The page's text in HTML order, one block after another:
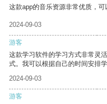
这款app的音乐资源非常优质，可
2024-09-03
游客
这款学习软件的学习方式非常灵
式。我可以根据自己的时间安排学
2024-09-03
游客